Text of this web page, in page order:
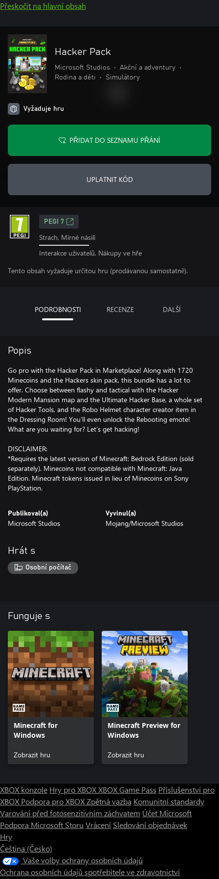
Přeskočit na hlavní obsah
Hacker Pack
Microsoft Studios • Akční a adventury
•
Rodina a děti
• Simulátory
Vyžaduje hru
PŘIDAT DO SEZNAMU PŘÁNÍ
UPLATNIT KÓD
PEGI 7
Strach, Mírné násilí
Interakce uživatelů, Nákupy ve hře
Tento obsah vyžaduje určitou hru (prodávanou samostatně).
PODROBNOSTI RECENZE DALŠÍ
Popis
Go pro with the Hacker Pack in Marketplace! Along with 1720
Minecoins and the Hackers skin pack, this bundle has a lot to
offer. Choose between flashy and tactical with the Hacker
Modern Mansion map and the Ultimate Hacker Base, a whole set
of Hacker Tools, and the Robo Helmet character creator item in
the Dressing Room! You’ll even unlock the Rebooting emote!
What are you waiting for? Let’s get hacking!
DISCLAIMER:
*Requires the latest version of Minecraft: Bedrock Edition (sold
separately). Minecoins not compatible with Minecraft: Java
Edition. Minecraft tokens issued in lieu of Minecoins on Sony
PlayStation.
Publikoval(a)
Microsoft Studios
Vyvinul(a)
Mojang/Microsoft Studios
Hrát s
Osobní počítač
Funguje s
Minecraft for
Windows
Zobrazit hru
Minecraft Preview for
Windows
Zobrazit hru
XBOX konzole Hry pro XBOXXBOX Game Pass Příslušenství pro
XBOX Podpora pro XBOXZpětná vazba Komunitní standardy
Varování před fotosenzitivním záchvatem Účet Microsoft
Podpora Microsoft Storu Vrácení Sledování objednávek
Hry
Čeština (Česko)
Vaše volby ochrany osobních údajů
Ochrana osobních údajů spotřebitele ve zdravotnictví